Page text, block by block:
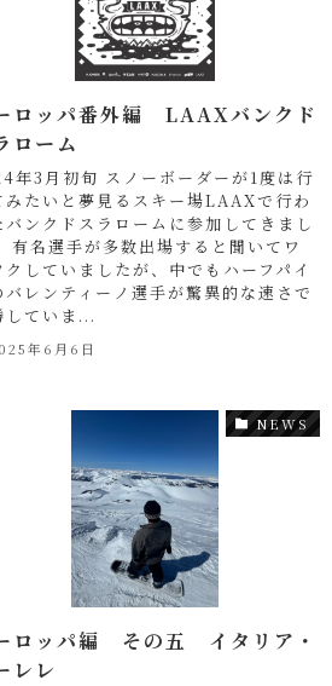
ロッパ番外編 LAAXバンクド
ローム
年3月初旬 スノーボーダーが1度は行
みたいと夢見るスキー場LAAXで行わ
バンクドスラロームに参加してきまし
有名選手が多数出場すると聞いてワ
クしていましたが、中でもハーフパイ
バレンティーノ選手が驚異的な速さで
していま...
年6月6日
NEWS
ロッパ編 その五 イタリア・
レレ